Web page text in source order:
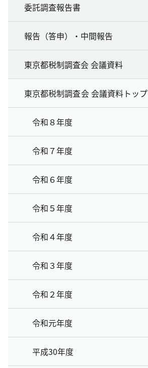
委託調査報告書
報告（答申）・中間報告
東京都税制調査会 会議資料
東京都税制調査会 会議資料トップ
令和８年度
令和７年度
令和６年度
令和５年度
令和４年度
令和３年度
令和２年度
令和元年度
平成30年度